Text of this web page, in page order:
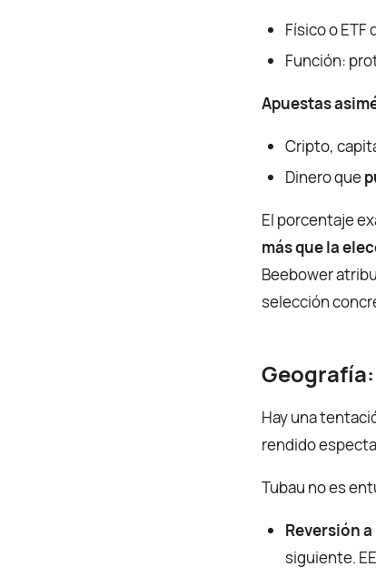
Físico o
Función:
Apuestas
Cripto,
Dinero que
El porcentaje
más que la
Beebower
selección
Hay una
rendido
Tubau no es
Reversión
siguiente.